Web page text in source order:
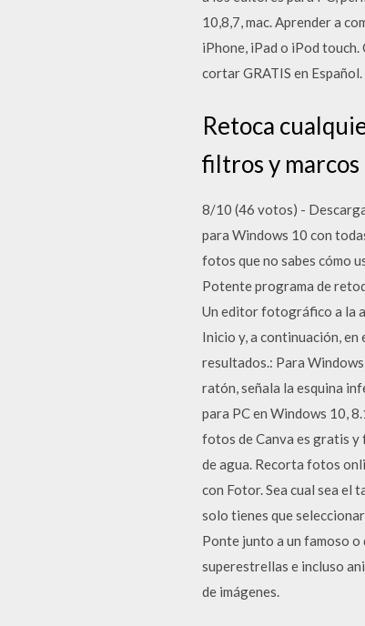
10,8,7, mac. Aprender a
iPhone, iPad o iPod
cortar GRATIS en Español.
Retoca
filtros y marcos
8/10 (46 votos) -
para Windows 10 con
fotos que no sabes cómo
Potente programa de
Un editor fotográfico a la
Inicio y, a continuación,
resultados.: Para
ratón, señala la esquina
para PC en Windows 10,
fotos de Canva es gratis y
de agua. Recorta fotos
con Fotor. Sea cual sea el
solo tienes que
Ponte junto a un famoso
superestrellas e incluso
de imágenes.